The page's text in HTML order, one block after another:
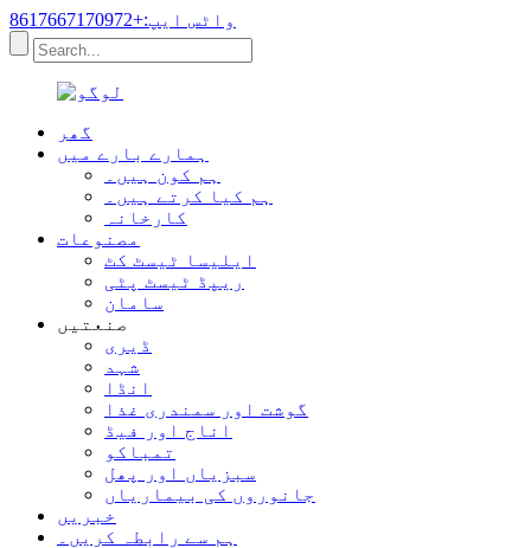
واٹس ایپ:+8617667170972
گھر
ہمارے بارے میں
ہم کون ہیں۔
ہم کیا کرتے ہیں۔
کارخانہ
مصنوعات
ایلیسا ٹیسٹ کٹ
ریپڈ ٹیسٹ پٹی
سامان
صنعتیں
ڈیری
شہد
انڈا
گوشت اور سمندری غذا
اناج اور فیڈ
تمباکو
سبزیاں اور پھل
جانوروں کی بیماریاں
خبریں
ہم سے رابطہ کریں۔